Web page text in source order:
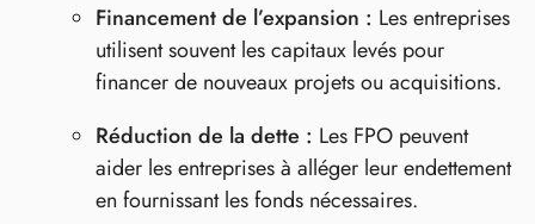
Financement de l’expansion : Les entreprises
utilisent souvent les capitaux levés pour
financer de nouveaux projets ou acquisitions.
Réduction de la dette : Les FPO peuvent
aider les entreprises à alléger leur endettement
en fournissant les fonds nécessaires.